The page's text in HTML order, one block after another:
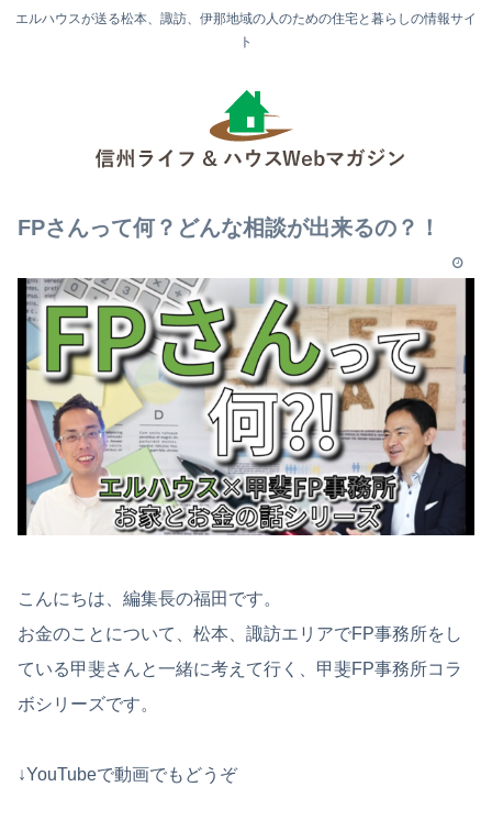
エルハウスが送る松本、諏訪、伊那地域の人のための住宅と暮らしの情報サイ
ト
FPさんって何？どんな相談が出来るの？！
こんにちは、編集長の福田です。
お金のことについて、松本、諏訪エリアでFP事務所をし
ている甲斐さんと一緒に考えて行く、甲斐FP事務所コラ
ボシリーズです。
↓YouTubeで動画でもどうぞ